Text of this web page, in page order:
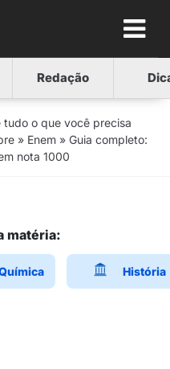
Redação
tudo o que você precisa
» Enem » Guia completo:
nota 1000
matéria:
História